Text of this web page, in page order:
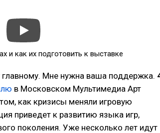
и как их подготовить к выставке
Мне нужна ваша поддержка.
в Московском Мультимедиа Арт
как кризисы меняли игровую
приведет к развитию языка игр,
поколения. Уже несколько лет идут